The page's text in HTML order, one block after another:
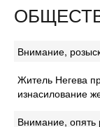
Внимание,
Житель Негева
изнасилование
Внимание, опять